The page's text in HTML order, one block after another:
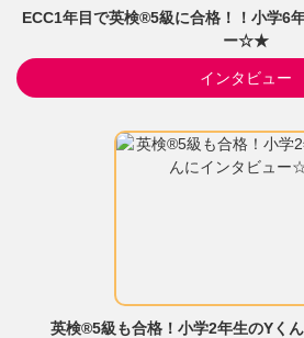
ECC1年目で英検®5級に合格！！小学6
ー☆★
インタビュー
英検®5級も合格！小学2年生のYく